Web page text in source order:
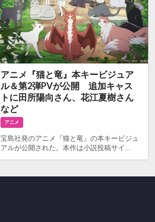
アニメ『猫と竜』本キービジュア
ル＆第2弾PVが公開 追加キャス
トに田所陽向さん、花江夏樹さん
など
アニメ
宝島社発のアニメ『猫と竜』の本キービジュ
アルが公開された。本作は小説投稿サイ...